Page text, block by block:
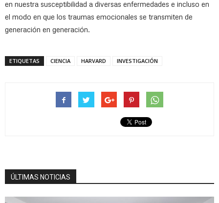
en nuestra susceptibilidad a diversas enfermedades e incluso en
el modo en que los traumas emocionales se transmiten de
generación en generación.
ETIQUETAS CIENCIA HARVARD INVESTIGACIÓN
ÚLTIMAS NOTICIAS